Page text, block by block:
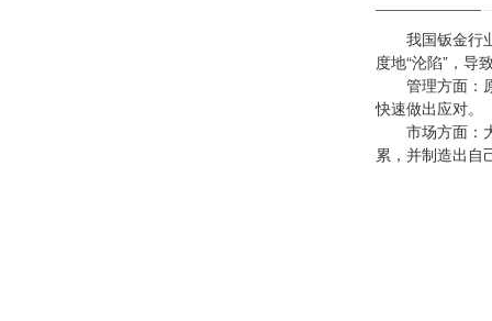
我国钣金行
度地“沦陷”，导
管理方面：
快速做出应对。
市场方面：
累，并制造出自